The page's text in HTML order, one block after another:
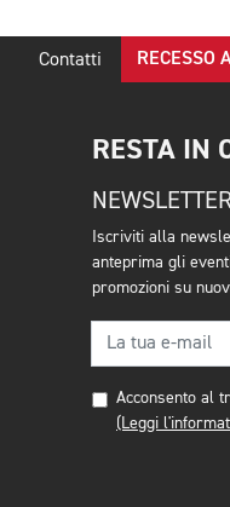
Contatti RECESSO
RESTA IN
Iscriviti alla
anteprima gli
promozioni su
Acconsento al
(Leggi